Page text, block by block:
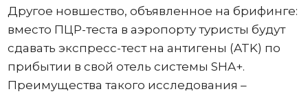
Другое новшество, объявленное на брифинге:
вместо ПЦР-теста в аэропорту туристы будут
сдавать экспресс-тест на антигены (ATK) по
прибытии в свой отель системы SHA+.
Преимущества такого исследования –